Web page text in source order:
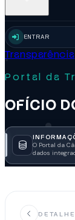
ENTRAR
Transparência
Portal da
OFÍCIO
O Portal da
dados